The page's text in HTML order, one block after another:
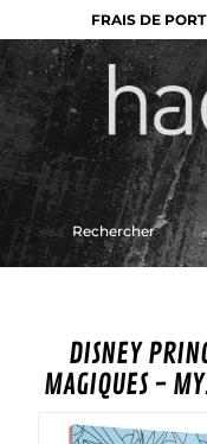
FRAIS DE
DISNEY
MAGIQUES -